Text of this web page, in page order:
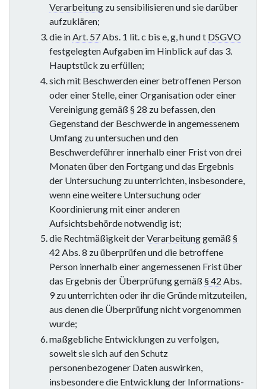
Verarbeitung zu sensibilisieren und sie darüber
aufzuklären;
die inArt. 57Abs. 1 lit. c bis e, g, h und t DSGVO
festgelegten Aufgaben im Hinblick auf das 3.
Hauptstück zu erfüllen;
sich mit Beschwerden einer betroffenen Person
oder einer Stelle, einer Organisation oder einer
Vereinigung gemäß§ 28 zu befassen, den
Gegenstand der Beschwerde in angemessenem
Umfang zu untersuchen und den
Beschwerdeführer innerhalb einer Frist von drei
Monaten über den Fortgang und das Ergebnis
der Untersuchung zu unterrichten, insbesondere,
wenn eine weitere Untersuchung oder
Koordinierung mit einer anderen
Aufsichtsbehördenotwendig ist;
die Rechtmäßigkeit derVerarbeitunggemäß§
42 Abs. 8 zu überprüfen und die betroffene
Person innerhalb einer angemessenen Frist über
das Ergebnis der Überprüfung gemäß§ 42 Abs.
9 zu unterrichten oder ihr die Gründe mitzuteilen,
aus denen die Überprüfung nicht vorgenommen
wurde;
maßgebliche Entwicklungen zu verfolgen,
soweit sie sich auf den Schutz
personenbezogener Daten auswirken,
insbesondere die Entwicklung der Informations-